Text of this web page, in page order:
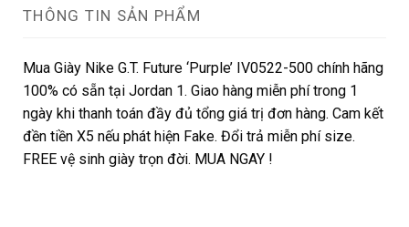
THÔNG TIN SẢN PHẨM
Mua Giày Nike G.T. Future ‘Purple’ IV0522-500 chính hãng
100% có sẵn tại Jordan 1. Giao hàng miễn phí trong 1
ngày khi thanh toán đầy đủ tổng giá trị đơn hàng. Cam kết
đền tiền X5 nếu phát hiện Fake. Đổi trả miễn phí size.
FREE vệ sinh giày trọn đời. MUA NGAY !